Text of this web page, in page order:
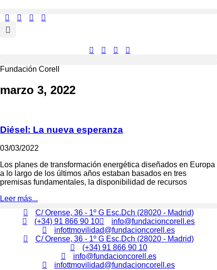
al
contenido
Fundación Corell
marzo 3, 2022
Diésel: La nueva esperanza
03/03/2022
Los planes de transformación energética diseñados en Europa
a lo largo de los últimos años estaban basados en tres
premisas fundamentales, la disponibilidad de recursos
Leer más...
C/ Orense, 36 - 1º G Esc.Dch (28020 - Madrid)
(+34) 91 866 90 10
info@fundacioncorell.es
infottmovilidad@fundacioncorell.es
C/ Orense, 36 - 1º G Esc.Dch (28020 - Madrid)
(+34) 91 866 90 10
info@fundacioncorell.es
infottmovilidad@fundacioncorell.es